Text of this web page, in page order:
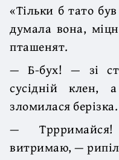
«Тільки б тато
думала вона,
пташенят.
— Б-бух! — зі
сусідній клен,
зломилася берізка.
—
витримаю, —